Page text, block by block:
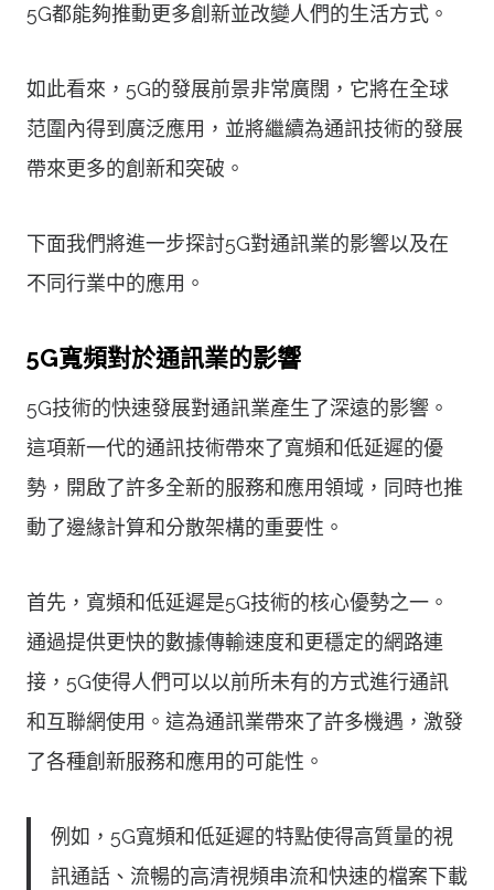
5G都能夠推動更多創新並改變人們的生活方式。
如此看來，5G的發展前景非常廣闊，它將在全球
范圍內得到廣泛應用，並將繼續為通訊技術的發展
帶來更多的創新和突破。
下面我們將進一步探討5G對通訊業的影響以及在
不同行業中的應用。
5G寬頻對於通訊業的影響
5G技術的快速發展對通訊業產生了深遠的影響。
這項新一代的通訊技術帶來了寬頻和低延遲的優
勢，開啟了許多全新的服務和應用領域，同時也推
動了邊緣計算和分散架構的重要性。
首先，寬頻和低延遲是5G技術的核心優勢之一。
通過提供更快的數據傳輸速度和更穩定的網路連
接，5G使得人們可以以前所未有的方式進行通訊
和互聯網使用。這為通訊業帶來了許多機遇，激發
了各種創新服務和應用的可能性。
例如，5G寬頻和低延遲的特點使得高質量的視
訊通話、流暢的高清視頻串流和快速的檔案下載